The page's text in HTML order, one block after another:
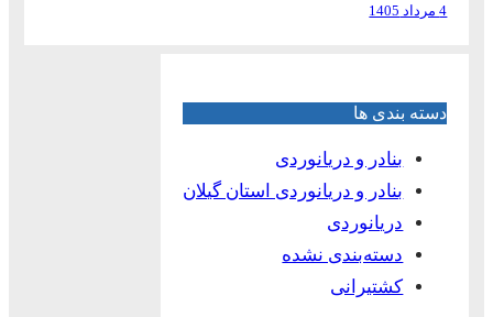
4 مرداد 1405
دسته بندی ها
بنادر و دریانوردی
بنادر و دریانوردی استان گیلان
دریانوردی
دسته‌بندی نشده
کشتیرانی